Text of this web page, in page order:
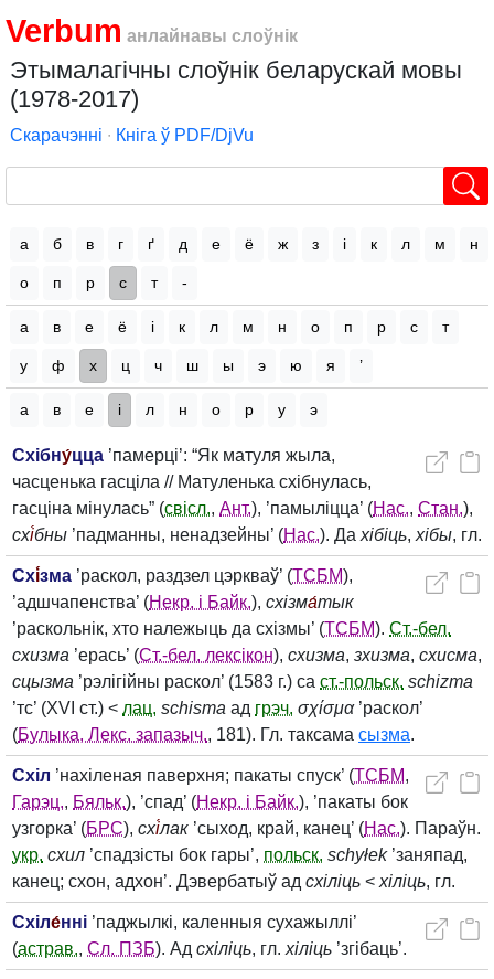
Verbum анлайнавы слоўнік
Этымалагічны слоўнік беларускай мовы
(1978-2017)
Скарачэнні ∙ Кніга ў PDF/DjVu
а б в г ґ д е ё ж з і к л м н
о п р с т -
а в е ё і к л м н о п р с т
у ф х ц ч ш ы э ю я ’
а в е і л н о р у э
Схібну́цца ’памерці’: “Як матуля жыла,
часценька гасціла // Матуленька схібнулась,
гасціна мінулась” (свісл., Ант.), ’памыліцца’ (Нас., Стан.),
схі́бны ’падманны, ненадзейны’ (Нас.). Да хібіць, хібы, гл.
Схі́зма ’раскол, раздзел цэркваў’ (ТСБМ),
’адшчапенства’ (Некр. і Байк.), схізма́тык
’раскольнік, хто належыць да схізмы’ (ТСБМ). Ст.-бел.
схизма ’ерась’ (Ст.-бел. лексікон), схизма, зхизма, схисма,
сцызма ’рэлігійны раскол’ (1583 г.) са ст.-польск. schizma
’тс’ (XVI ст.) < лац. schisma ад грэч. σχίσμα’раскол’
(Булыка, Лекс. запазыч., 181). Гл. таксама сызма.
Схіл ’нахіленая паверхня; пакаты спуск’ (ТСБМ,
Гарэц., Бяльк.), ’спад’ (Некр. і Байк.), ’пакаты бок
узгорка’ (БРС), схі́лак ’сыход, край, канец’ (Нас.). Параўн.
укр. схил ’спадзісты бок гары’, польск. schyłek’заняпад,
канец; схон, адхон’. Дэвербатыў ад схіліць < хіліць, гл.
Схіле́нні ’паджылкі, каленныя сухажыллі’
(астрав., Сл. ПЗБ). Ад схіліць, гл. хіліць ’згібаць’.